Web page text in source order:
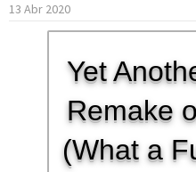
o
13 Abr 2020
Yet
Remake
(What a